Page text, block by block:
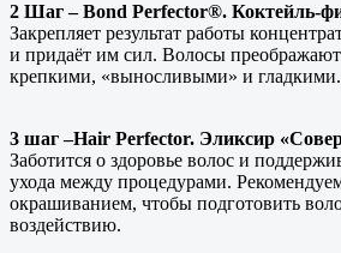
2 Шаг – Bond Perfector®. Коктейль-
Закрепляет результат работы
и придаёт им сил. Волосы
крепкими, «выносливыми» и гладкими.
3 шаг –Hair Perfector. Эликсир
Заботится о здоровье волос и
ухода между процедурами.
окрашиванием, чтобы подготовить
воздействию.